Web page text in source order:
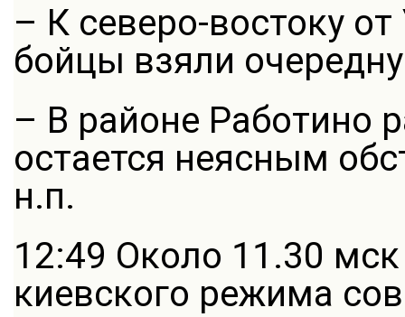
– К северо-востоку
бойцы взяли
– В районе Работино
остается неясным
н.п.
12:49 Около 11.30
киевского режима